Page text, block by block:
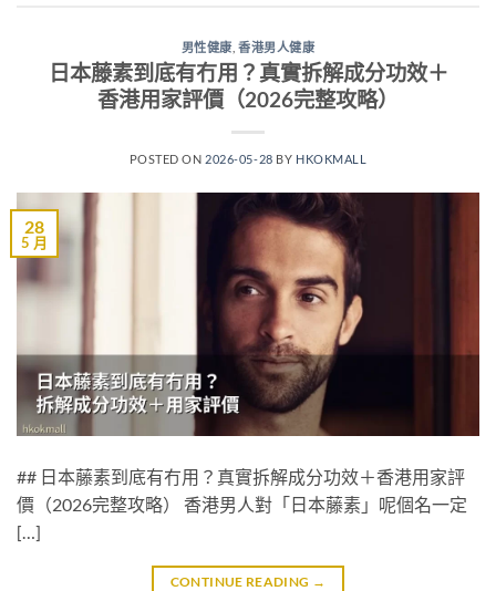
男性健康, 香港男人健康
日本藤素到底有冇用？真實拆解成分功效＋
香港用家評價（2026完整攻略）
POSTED ON 2026-05-28 BY HKOKMALL
28
5 月
## 日本藤素到底有冇用？真實拆解成分功效＋香港用家評
價（2026完整攻略） 香港男人對「日本藤素」呢個名一定
[…]
CONTINUE READING →